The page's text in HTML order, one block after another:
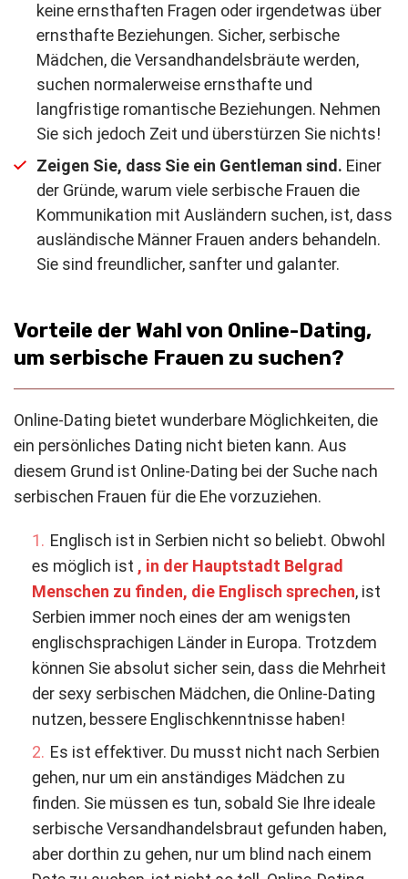
keine ernsthaften Fragen oder irgendetwas über
ernsthafte Beziehungen. Sicher, serbische
Mädchen, die Versandhandelsbräute werden,
suchen normalerweise ernsthafte und
langfristige romantische Beziehungen. Nehmen
Sie sich jedoch Zeit und überstürzen Sie nichts!
Zeigen Sie, dass Sie ein Gentleman sind. Einer
der Gründe, warum viele serbische Frauen die
Kommunikation mit Ausländern suchen, ist, dass
ausländische Männer Frauen anders behandeln.
Sie sind freundlicher, sanfter und galanter.
Vorteile der Wahl von Online-Dating,
um serbische Frauen zu suchen?
Online-Dating bietet wunderbare Möglichkeiten, die
ein persönliches Dating nicht bieten kann. Aus
diesem Grund ist Online-Dating bei der Suche nach
serbischen Frauen für die Ehe vorzuziehen.
Englisch ist in Serbien nicht so beliebt. Obwohl
es möglich ist , in der Hauptstadt Belgrad
Menschen zu finden, die Englisch sprechen, ist
Serbien immer noch eines der am wenigsten
englischsprachigen Länder in Europa. Trotzdem
können Sie absolut sicher sein, dass die Mehrheit
der sexy serbischen Mädchen, die Online-Dating
nutzen, bessere Englischkenntnisse haben!
Es ist effektiver. Du musst nicht nach Serbien
gehen, nur um ein anständiges Mädchen zu
finden. Sie müssen es tun, sobald Sie Ihre ideale
serbische Versandhandelsbraut gefunden haben,
aber dorthin zu gehen, nur um blind nach einem